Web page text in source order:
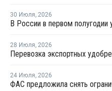
30 Июля, 2026
28 Июля, 2026
24 Июля, 2026